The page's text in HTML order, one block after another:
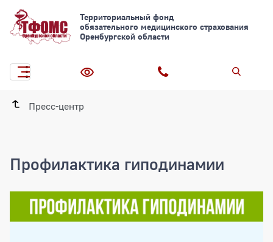
Территориальный фонд
обязательного медицинского страхования
Оренбургской области
Пресс-центр
Профилактика гиподинамии
Профилактика гиподинамии